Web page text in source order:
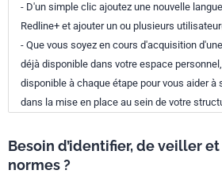
- D'un simple clic ajoutez une nouvelle
Redline+ et ajouter un ou plusieurs
- Que vous soyez en cours d'acquisition
déjà disponible dans votre espace
disponible à chaque étape pour vous aider à
dans la mise en place au sein de votre
Besoin d’identifier, de veiller
normes ?